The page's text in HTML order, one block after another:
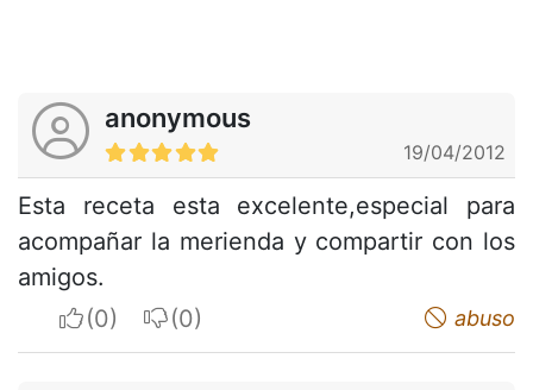
anonymous
19/04/2012
Esta receta esta excelente,especial para
acompañar la merienda y compartir con los
amigos.
I apreciateI do not appreciate abuso